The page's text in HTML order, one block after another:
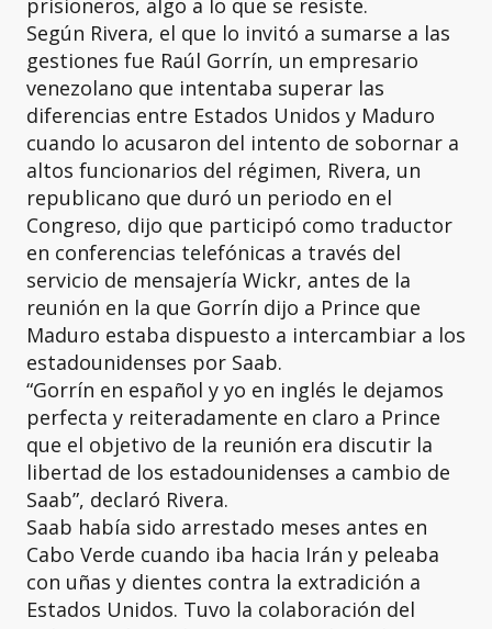
prisioneros, algo a lo que se resiste.
Según Rivera, el que lo invitó a sumarse a las
gestiones fue Raúl Gorrín, un empresario
venezolano que intentaba superar las
diferencias entre Estados Unidos y Maduro
cuando lo acusaron del intento de sobornar a
altos funcionarios del régimen, Rivera, un
republicano que duró un periodo en el
Congreso, dijo que participó como traductor
en conferencias telefónicas a través del
servicio de mensajería Wickr, antes de la
reunión en la que Gorrín dijo a Prince que
Maduro estaba dispuesto a intercambiar a los
estadounidenses por Saab.
“Gorrín en español y yo en inglés le dejamos
perfecta y reiteradamente en claro a Prince
que el objetivo de la reunión era discutir la
libertad de los estadounidenses a cambio de
Saab”, declaró Rivera.
Saab había sido arrestado meses antes en
Cabo Verde cuando iba hacia Irán y peleaba
con uñas y dientes contra la extradición a
Estados Unidos. Tuvo la colaboración del